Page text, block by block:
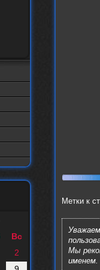
Вс
2
Метки к
Мы
именем.